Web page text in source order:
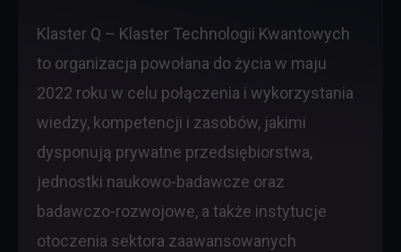
Klaster Q – Klaster Technologii Kwantowych
to organizacja powołana do życia w maju
2022 roku w celu połączenia i wykorzystania
wiedzy, kompetencji i zasobów, jakimi
dysponują prywatne przedsiębiorstwa,
jednostki naukowo-badawcze oraz
badawczo-rozwojowe, a także instytucje
otoczenia sektora zaawansowanych